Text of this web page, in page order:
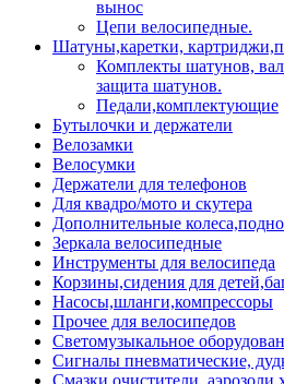
вынос
Цепи велосипедные.
Шатуны,каретки,
Комплекты шатунов,
защита шатунов.
Педали,комплектующие
Бутылочки и держатели
Велозамки
Велосумки
Держатели для телефонов
Для квадро/мото и скутера
Дополнительные
Зеркала велосипедные
Инструменты для велосипеда
Корзины,сидения для
Насосы,шланги,компрессоры
Прочее для велосипедов
Светомузыкальное
Сигналы пневматические,
Смазки,очистители,